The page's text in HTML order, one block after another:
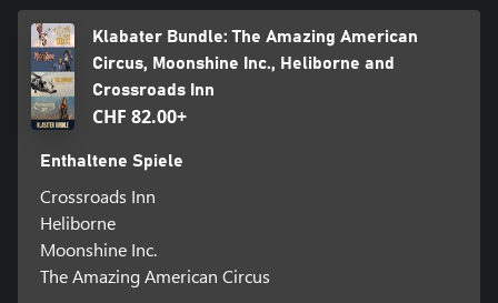
Klabater Bundle: The Amazing American
Circus, Moonshine Inc., Heliborne and
Crossroads Inn
CHF 82.00+
Enthaltene Spiele
Crossroads Inn
Heliborne
Moonshine Inc.
The Amazing American Circus